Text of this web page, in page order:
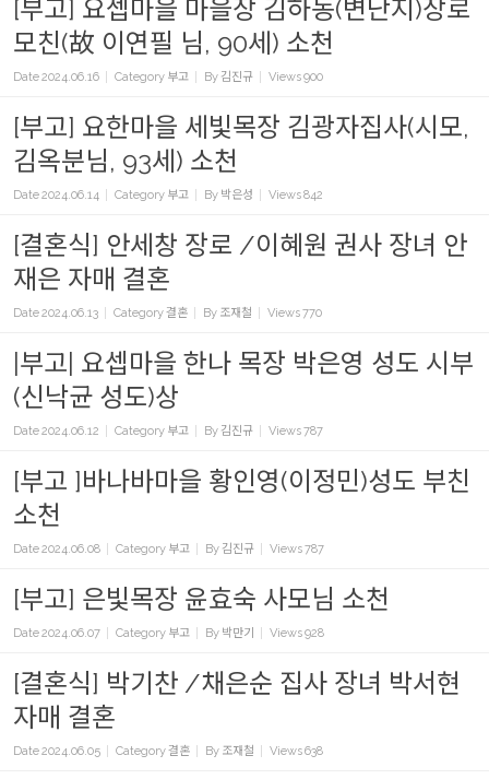
[부고] 요셉마을 마을장 김하동(변난지)장로
모친(故 이연필 님, 90세) 소천
Date2024.06.16 Category 부고 By 김진규 Views900
[부고] 요한마을 세빛목장 김광자집사(시모,
김옥분님, 93세) 소천
Date2024.06.14 Category 부고 By 박은성 Views842
[결혼식] 안세창 장로 /이혜원 권사 장녀 안
재은 자매 결혼
Date2024.06.13 Category결혼 By 조재철 Views770
|부고| 요셉마을 한나 목장 박은영 성도 시부
(신낙균 성도)상
Date2024.06.12 Category 부고 By 김진규 Views787
[부고 ]바나바마을 황인영(이정민)성도 부친
소천
Date2024.06.08 Category 부고 By 김진규 Views787
[부고] 은빛목장 윤효숙 사모님 소천
Date2024.06.07 Category 부고 By 박만기 Views928
[결혼식] 박기찬 /채은순 집사 장녀 박서현
자매 결혼
Date2024.06.05 Category결혼 By 조재철 Views638